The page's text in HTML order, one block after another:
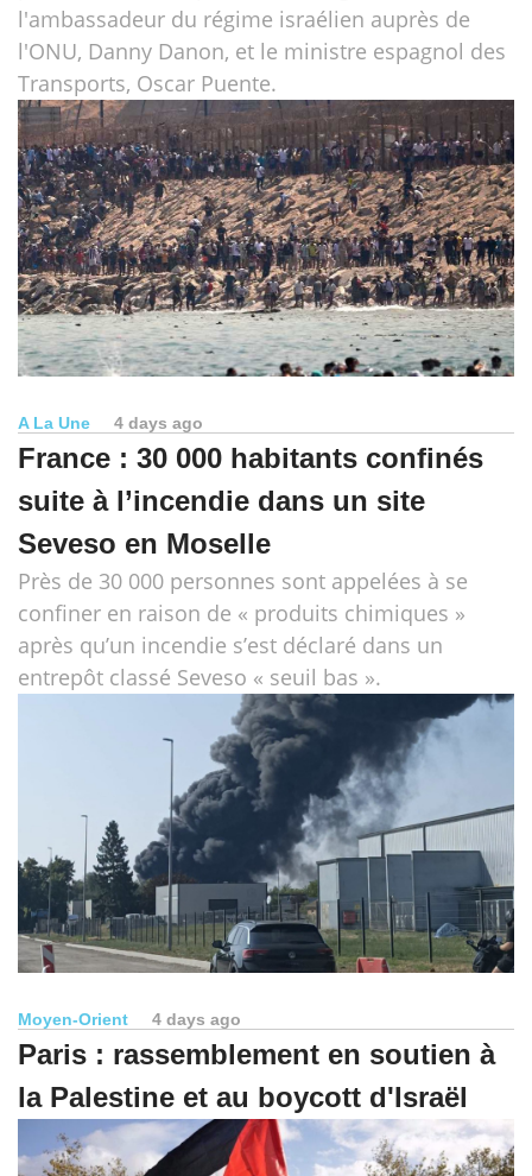
l'ambassadeur du régime israélien auprès de
l'ONU, Danny Danon, et le ministre espagnol des
Transports, Oscar Puente.
A La Une 4 days ago
France : 30 000 habitants confinés
suite à l’incendie dans un site
Seveso en Moselle
Près de 30 000 personnes sont appelées à se
confiner en raison de « produits chimiques »
après qu’un incendie s’est déclaré dans un
entrepôt classé Seveso « seuil bas ».
Moyen-Orient 4 days ago
Paris : rassemblement en soutien à
la Palestine et au boycott d'Israël